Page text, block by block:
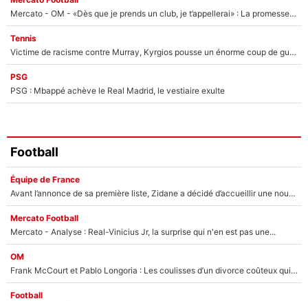
Mercato - OM - «Dès que je prends un club, je t’appellerai» : La promesse de Marcelino au moment de claquer la porte
Tennis
Victime de racisme contre Murray, Kyrgios pousse un énorme coup de gueule !
PSG
PSG : Mbappé achève le Real Madrid, le vestiaire exulte
Football
Équipe de France
Avant l’annonce de sa première liste, Zidane a décidé d’accueillir une nouvelle tête en équipe de France
Mercato Football
Mercato - Analyse : Real-Vinicius Jr, la surprise qui n'en est pas une...
OM
Frank McCourt et Pablo Longoria : Les coulisses d’un divorce coûteux qui ruine l’OM à petit feu…
Football